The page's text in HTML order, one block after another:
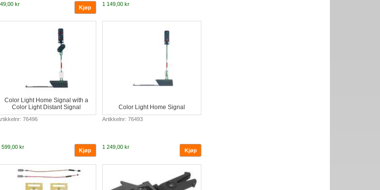
kr 1 149,00 kr
Color Light Home Signal with a
Color Light Distant Signal
76496
599,00 kr
Color Light Home Signal
Artikkelnr: 76493
1 249,00 kr